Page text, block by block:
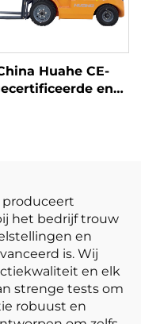
Huahe CE-
en
produceert
het bedrijf trouw
en
is. Wij
en elk
strenge tests om
robuust en